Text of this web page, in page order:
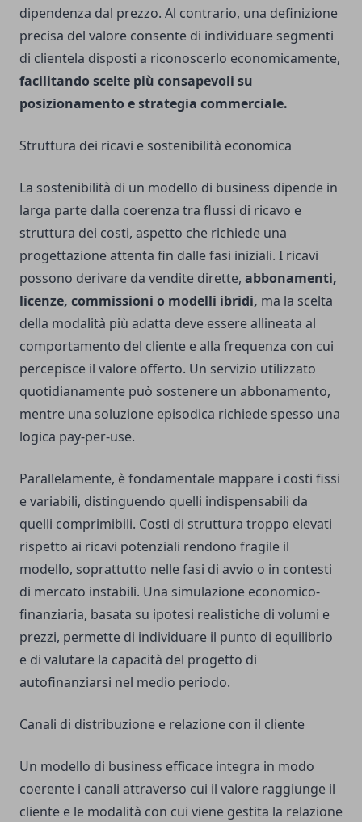
dipendenza dal prezzo. Al contrario, una definizione
precisa del valore consente di individuare segmenti
di clientela disposti a riconoscerlo economicamente,
facilitando scelte più consapevoli su
posizionamento e strategia commerciale.
Struttura dei ricavi e sostenibilità economica
La sostenibilità di un modello di business dipende in
larga parte dalla coerenza tra flussi di ricavo e
struttura dei costi, aspetto che richiede una
progettazione attenta fin dalle fasi iniziali. I ricavi
possono derivare da vendite dirette, abbonamenti,
licenze, commissioni o modelli ibridi, ma la scelta
della modalità più adatta deve essere allineata al
comportamento del cliente e alla frequenza con cui
percepisce il valore offerto. Un servizio utilizzato
quotidianamente può sostenere un abbonamento,
mentre una soluzione episodica richiede spesso una
logica pay-per-use.
Parallelamente, è fondamentale mappare i costi fissi
e variabili, distinguendo quelli indispensabili da
quelli comprimibili. Costi di struttura troppo elevati
rispetto ai ricavi potenziali rendono fragile il
modello, soprattutto nelle fasi di avvio o in contesti
di mercato instabili. Una simulazione economico-
finanziaria, basata su ipotesi realistiche di volumi e
prezzi, permette di individuare il punto di equilibrio
e di valutare la capacità del progetto di
autofinanziarsi nel medio periodo.
Canali di distribuzione e relazione con il cliente
Un modello di business efficace integra in modo
coerente i canali attraverso cui il valore raggiunge il
cliente e le modalità con cui viene gestita la relazione